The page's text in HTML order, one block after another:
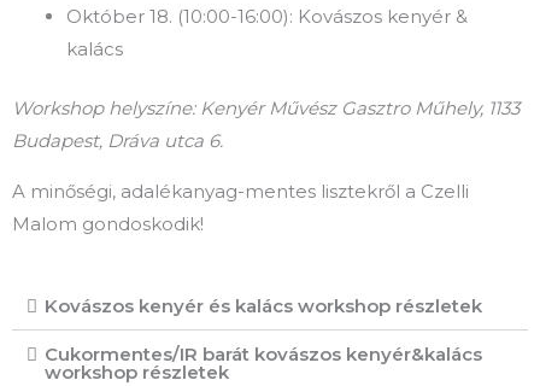
Október 18. (10:00-16:00): Kovászos kenyér &
kalács
Workshop helyszíne: Kenyér Művész Gasztro Műhely, 1133
Budapest, Dráva utca 6.
A minőségi, adalékanyag-mentes lisztekről a Czelli
Malom gondoskodik!
Kovászos kenyér és kalács workshop részletek
Cukormentes/IR barát kovászos kenyér&kalács
workshop részletek